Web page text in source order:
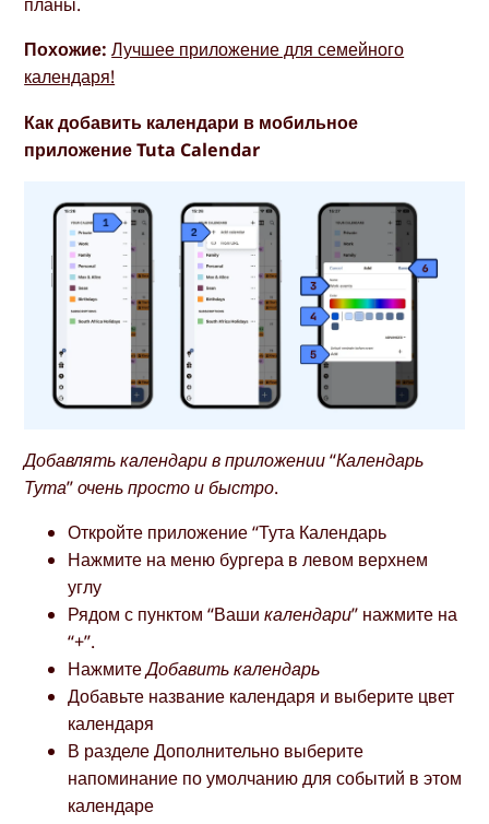
Похожие: Лучшее приложение для семейного
календаря!
Как добавить календари в мобильное
приложение Tuta Calendar
Добавлять календари в приложении “Календарь
Тута” очень просто и быстро.
Откройте приложение “Тута Календарь
Нажмите на меню бургера в левом верхнем
углу
Рядом с пунктом “Вашикалендари” нажмите на
“+”.
НажмитеДобавить календарь
Добавьте название календаря и выберите цвет
календаря
В разделе Дополнительно выберите
напоминание по умолчанию для событий в этом
календаре